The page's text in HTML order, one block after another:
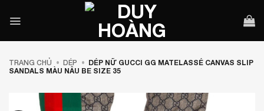
qua
TRANG CHỦ • DÉP • DÉP NỮ GUCCI GG MATELASSÉ CANVAS SLIP
SANDALS MÀU NÂU BE SIZE 35